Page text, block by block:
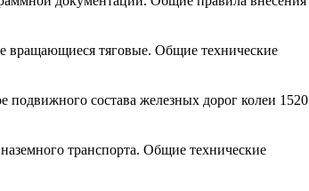
тяговые. Общие технические
состава железных дорог колеи 1520
транспорта. Общие технические